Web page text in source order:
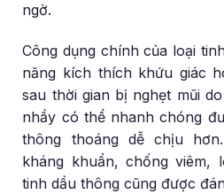
ngờ.
Công dụng chính của loại
năng kích thích khứu giác
sau thời gian bị nghẹt mũi
nhầy có thể nhanh chóng
thông thoáng dễ chịu
kháng khuẩn, chống viêm,
tinh dầu thông cũng được